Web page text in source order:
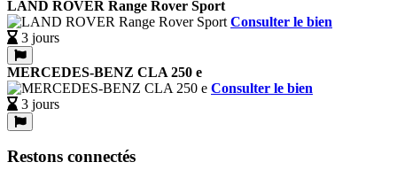
LAND ROVER Range Rover Sport
Consulter le bien
3 jours
MERCEDES-BENZ CLA 250 e
Consulter le bien
3 jours
Restons connectés